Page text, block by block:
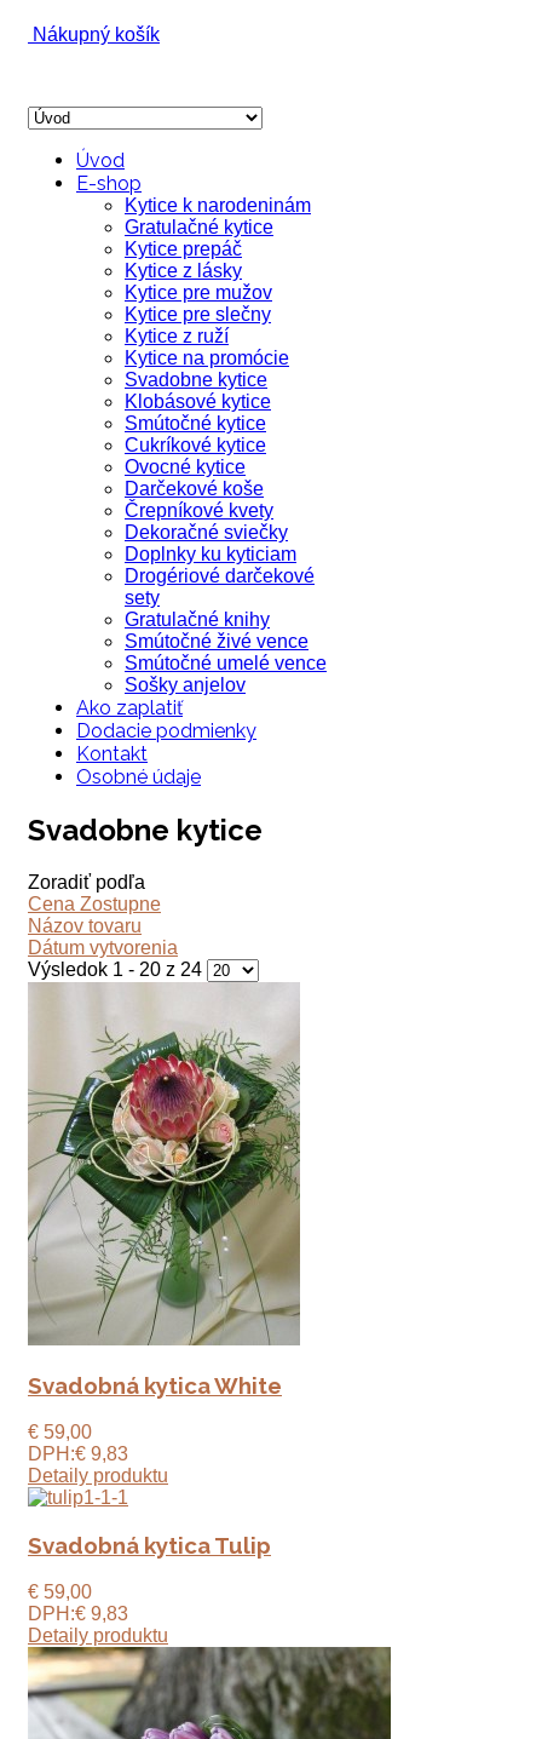
Nákupný košík
Úvod
E-shop
Kytice k narodeninám
Gratulačné kytice
Kytice prepáč
Kytice z lásky
Kytice pre mužov
Kytice pre slečny
Kytice z ruží
Kytice na promócie
Svadobne kytice
Klobásové kytice
Smútočné kytice
Cukríkové kytice
Ovocné kytice
Darčekové koše
Črepníkové kvety
Dekoračné sviečky
Doplnky ku kyticiam
Drogériové darčekové
sety
Gratulačné knihy
Smútočné živé vence
Smútočné umelé vence
Sošky anjelov
Ako zaplatiť
Dodacie podmienky
Kontakt
Osobné údaje
Svadobne kytice
Zoradiť podľa
Cena Zostupne
Názov tovaru
Dátum vytvorenia
Výsledok 1 - 20 z 24
Svadobná kytica White
€ 59,00
DPH:€ 9,83
Detaily produktu
Svadobná kytica Tulip
€ 59,00
DPH:€ 9,83
Detaily produktu